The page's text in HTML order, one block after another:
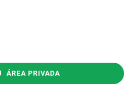
ÁREA PRIVADA